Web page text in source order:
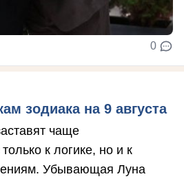
0
зодиака на 9 августа
чаще
к логике, но и к
Убывающая Луна